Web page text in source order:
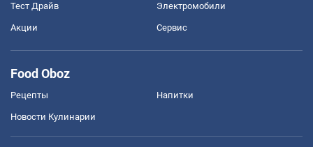
Тест Драйв Электромобили
Акции Сервис
Food Oboz
Рецепты Напитки
Новости Кулинарии